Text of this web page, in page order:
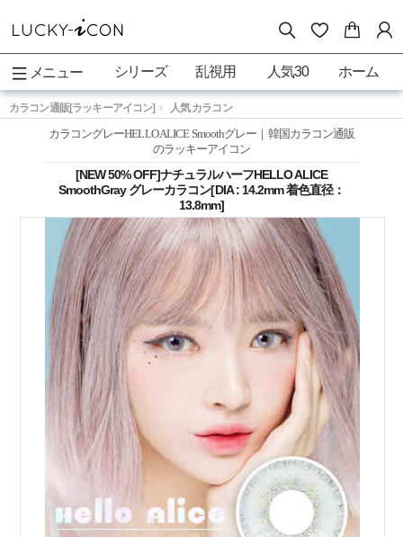
メニュー シリーズ 乱視用 人気30 ホーム
カラコン通販[ラッキーアイコン] 人気 カラコン
カラコングレーHELLO ALICE Smoothグレー｜韓国カラコン通販
のラッキーアイコン
[NEW 50% OFF]ナチュラルハーフHELLO ALICE
SmoothGray グレーカラコン[DIA : 14.2mm 着色直径：
13.8mm]